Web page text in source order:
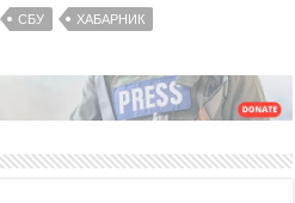
СБУ ХАБАРНИК